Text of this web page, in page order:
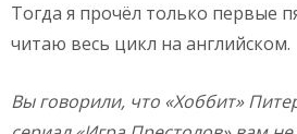
Тогда я прочёл только первые
читаю весь цикл на английском.
Вы говорили, что «Хоббит»